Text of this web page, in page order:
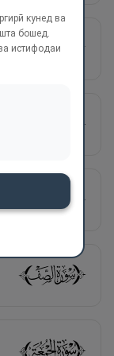
кунед ва
бошед.
истифодаи